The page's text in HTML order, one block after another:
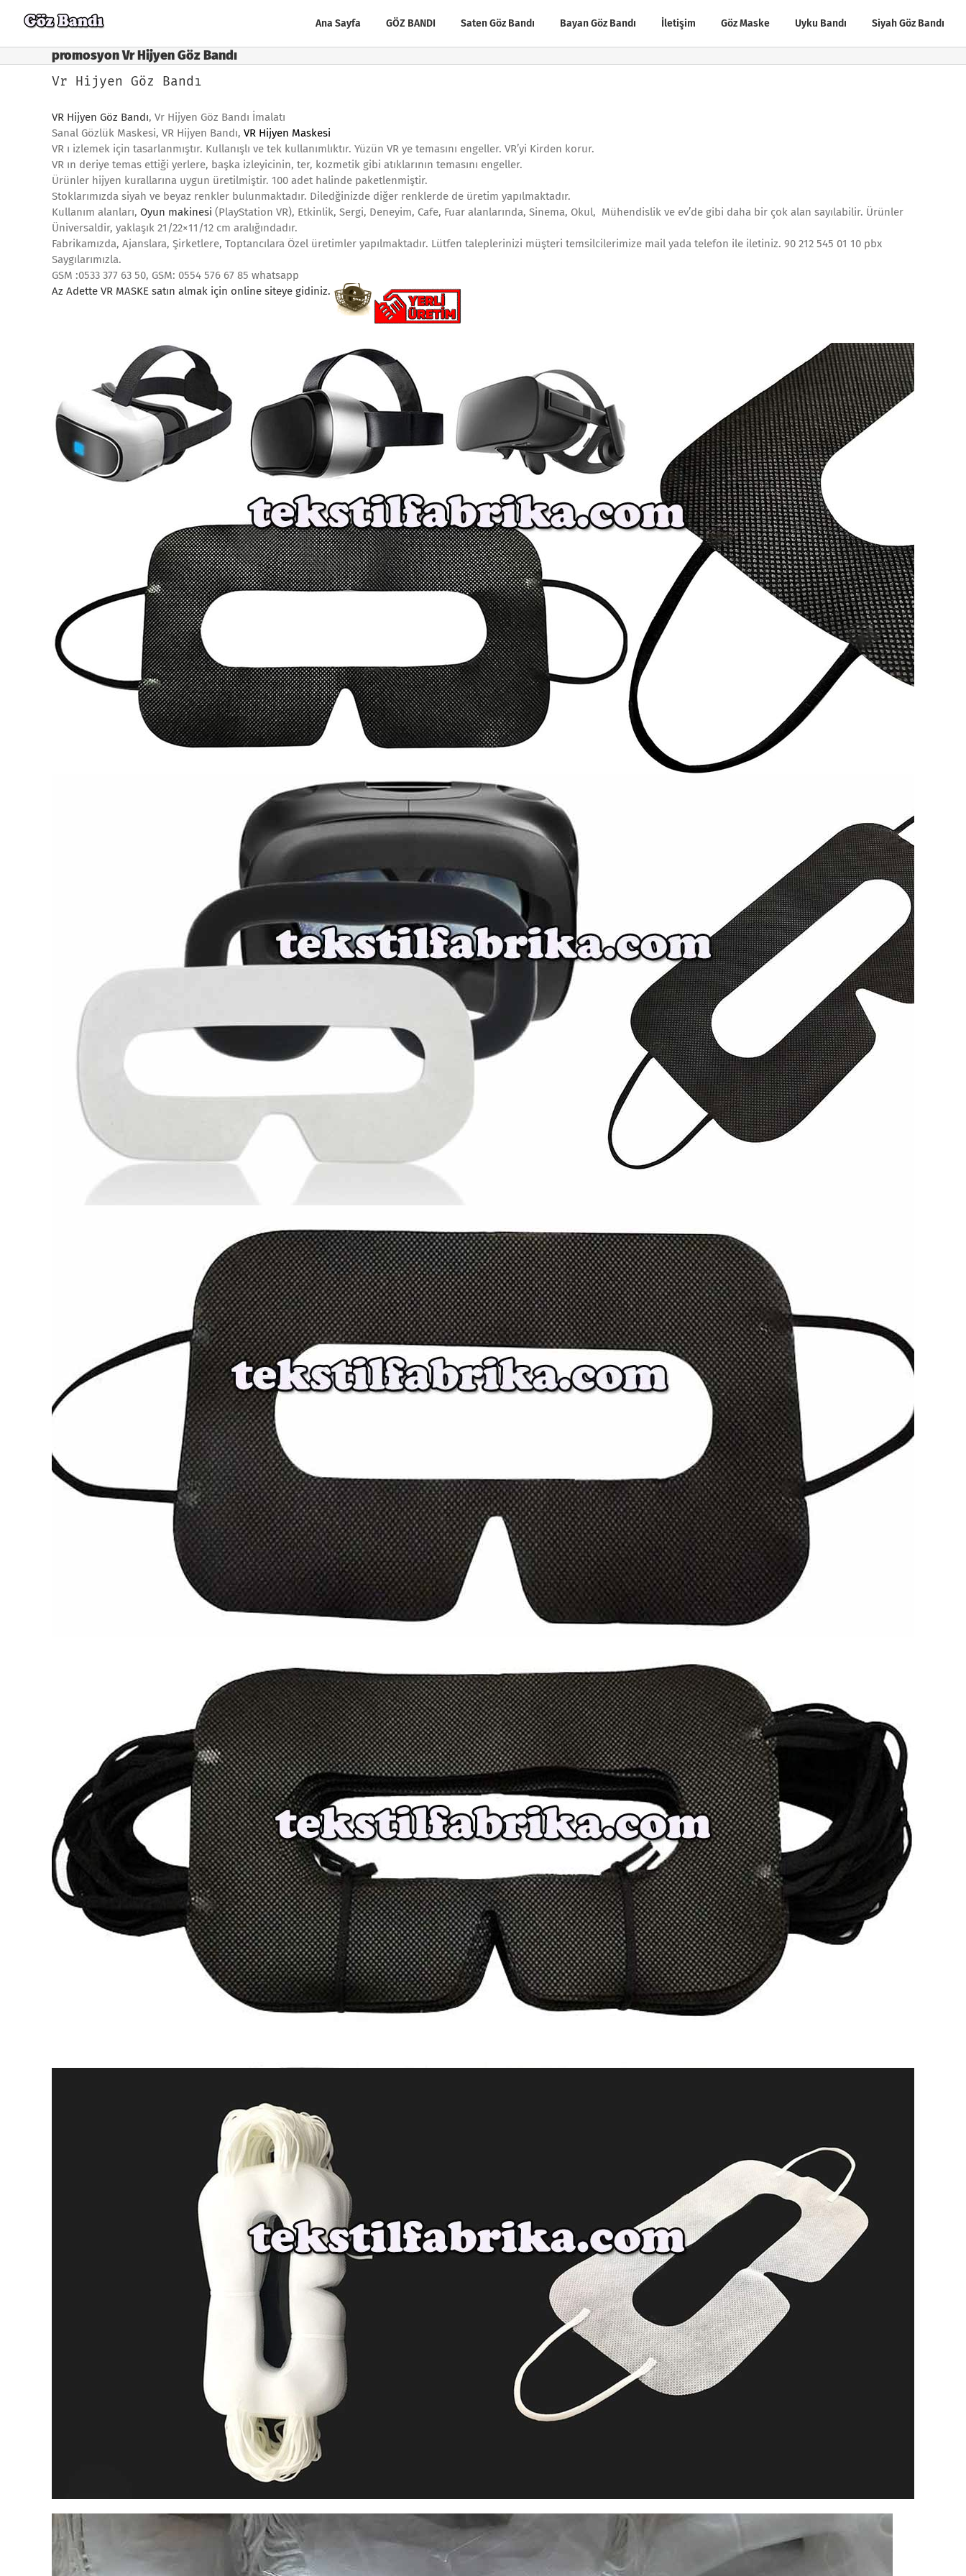
Ana Sayfa GÖZ BANDI Saten Göz Bandı Bayan Göz Bandı İletişim Göz Maske Uyku Bandı Siyah Göz Bandı
promosyon Vr Hijyen Göz Bandı
Vr Hijyen Göz Bandı
VR Hijyen Göz Bandı, Vr Hijyen Göz Bandı İmalatı
Sanal Gözlük Maskesi, VR Hijyen Bandı, VR Hijyen Maskesi
VR ı izlemek için tasarlanmıştır. Kullanışlı ve tek kullanımlıktır. Yüzün VR ye temasını engeller. VR’yi Kirden korur.
VR ın deriye temas ettiği yerlere, başka izleyicinin, ter, kozmetik gibi atıklarının temasını engeller.
Ürünler hijyen kurallarına uygun üretilmiştir. 100 adet halinde paketlenmiştir.
Stoklarımızda siyah ve beyaz renkler bulunmaktadır. Diledğinizde diğer renklerde de üretim yapılmaktadır.
Kullanım alanları, Oyun makinesi (PlayStation VR), Etkinlik, Sergi, Deneyim, Cafe, Fuar alanlarında, Sinema, Okul, Mühendislik ve ev’de gibi daha bir çok alan sayılabilir. Ürünler
Üniversaldir, yaklaşık 21/22×11/12 cm aralığındadır.
Fabrikamızda, Ajanslara, Şirketlere, Toptancılara Özel üretimler yapılmaktadır. Lütfen taleplerinizi müşteri temsilcilerimize mail yada telefon ile iletiniz. 90 212 545 01 10 pbx
Saygılarımızla.
GSM :0533 377 63 50, GSM: 0554 576 67 85 whatsapp
Az Adette VR MASKE satın almak için online siteye gidiniz.